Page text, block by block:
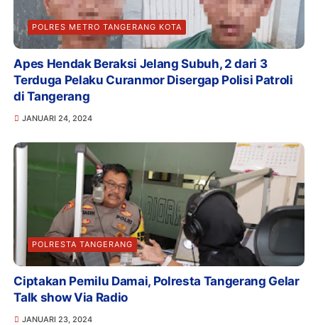
POLRES METRO TANGERANG KOTA
Apes Hendak Beraksi Jelang Subuh, 2 dari 3
Terduga Pelaku Curanmor Disergap Polisi Patroli
di Tangerang
JANUARI 24, 2024
POLRESTA TANGERANG
Ciptakan Pemilu Damai, Polresta Tangerang Gelar
Talk show Via Radio
JANUARI 23, 2024